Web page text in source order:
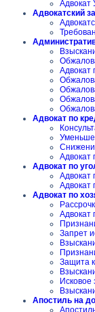
Адвокат
Адвокатский
Адвокат
Адвокат по
Адвокат
Адвокат по
Адвокат
Адвокат
Адвокат по
Адвокат
Запрет
Защита
Исковое
Апостиль на